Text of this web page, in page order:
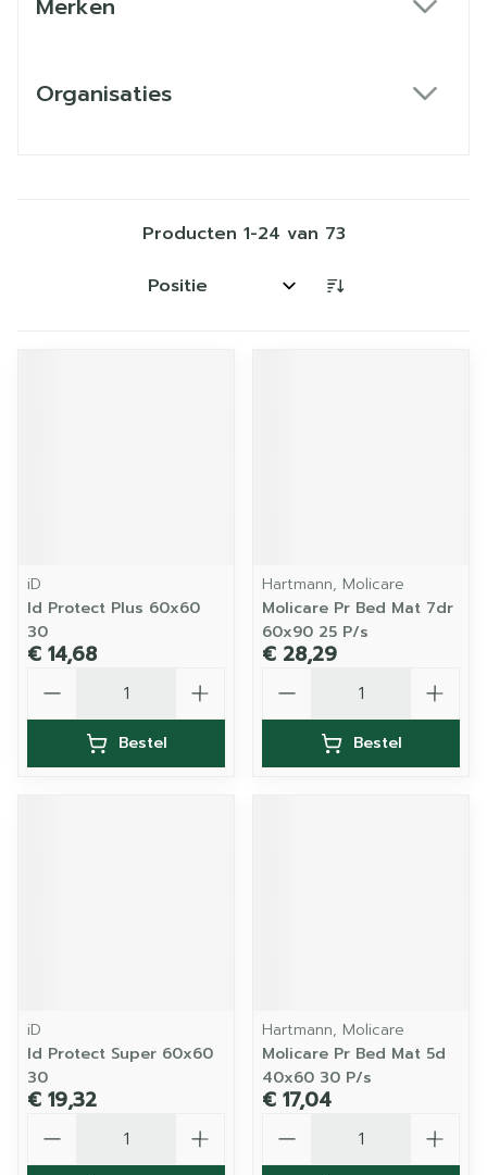
Merken
Organisaties
Producten 1-24 van 73
Sorteer op:
iD
Id Protect Plus 60x60
30
€ 14,68
Bestel
Hartmann, Molicare
Molicare Pr Bed Mat 7dr
60x90 25 P/s
€ 28,29
Bestel
iD
Id Protect Super 60x60
30
€ 19,32
Hartmann, Molicare
Molicare Pr Bed Mat 5d
40x60 30 P/s
€ 17,04